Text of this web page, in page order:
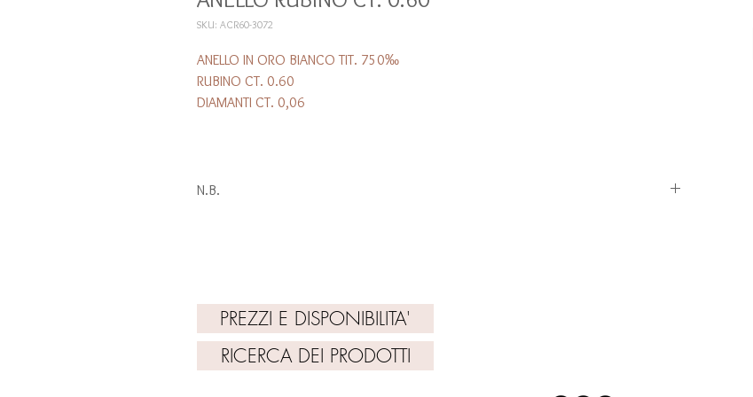
SKU: ACR60-3072
ANELLO IN ORO BIANCO TIT. 750‰
RUBINO CT. 0.60
DIAMANTI CT. 0,06
N.B.
PREZZI E DISPONIBILITA'
RICERCA DEI PRODOTTI